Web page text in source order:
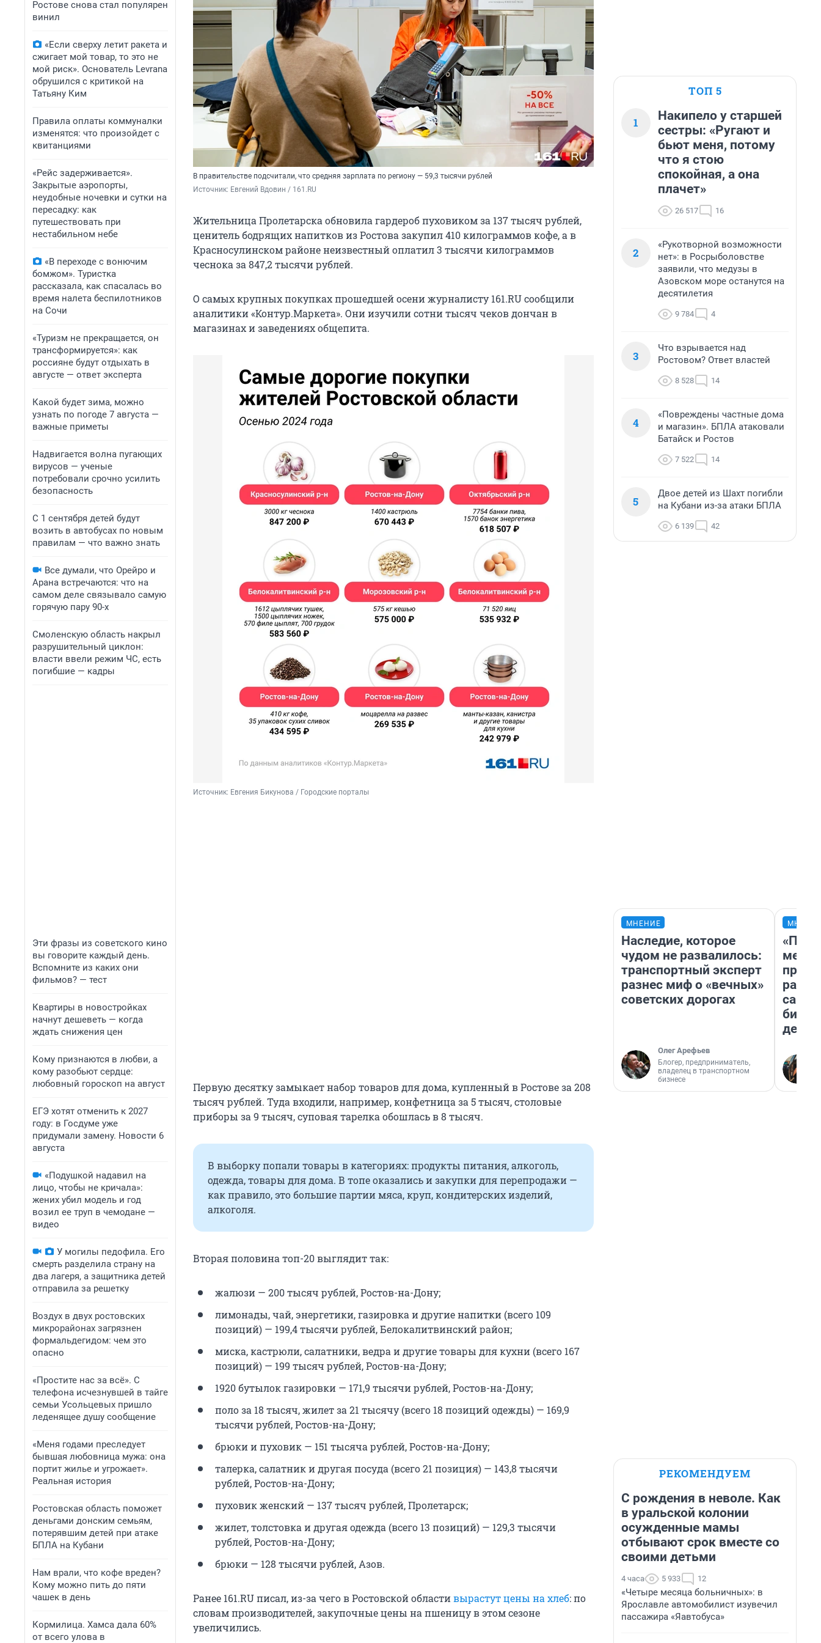
Ростове снова стал популярен
винил
«Если сверху летит ракета и
сжигает мой товар, то это не
мой риск». Основатель Levrana
обрушился с критикой на
Татьяну Ким
Правила оплаты коммуналки
изменятся: что произойдет с
квитанциями
«Рейс задерживается».
Закрытые аэропорты,
неудобные ночевки и сутки на
пересадку: как
путешествовать при
нестабильном небе
«В переходе с вонючим
бомжом». Туристка
рассказала, как спасалась во
время налета беспилотников
на Сочи
«Туризм не прекращается, он
трансформируется»: как
россияне будут отдыхать в
августе — ответ эксперта
Какой будет зима, можно
узнать по погоде 7 августа —
важные приметы
Надвигается волна пугающих
вирусов — ученые
потребовали срочно усилить
безопасность
С 1 сентября детей будут
возить в автобусах по новым
правилам — что важно знать
Все думали, что Орейро и
Арана встречаются: что на
самом деле связывало самую
горячую пару 90-х
Смоленскую область накрыл
разрушительный циклон:
власти ввели режим ЧС, есть
погибшие — кадры
Эти фразы из советского кино
вы говорите каждый день.
Вспомните из каких они
фильмов? — тест
Квартиры в новостройках
начнут дешеветь — когда
ждать снижения цен
Кому признаются в любви, а
кому разобьют сердце:
любовный гороскоп на август
ЕГЭ хотят отменить к 2027
году: в Госдуме уже
придумали замену. Новости 6
августа
«Подушкой надавил на
лицо, чтобы не кричала»:
жених убил модель и год
возил ее труп в чемодане —
видео
У могилы педофила. Его
смерть разделила страну на
два лагеря, а защитника детей
отправила за решетку
Воздух в двух ростовских
микрорайонах загрязнен
формальдегидом: чем это
опасно
«Простите нас за всё». С
телефона исчезнувшей в тайге
семьи Усольцевых пришло
леденящее душу сообщение
«Меня годами преследует
бывшая любовница мужа: она
портит жилье и угрожает».
Реальная история
Ростовская область поможет
деньгами донским семьям,
потерявшим детей при атаке
БПЛА на Кубани
Нам врали, что кофе вреден?
Кому можно пить до пяти
чашек в день
Кормилица. Хамса дала 60%
от всего улова в
В правительстве подсчитали, что средняя зарплата по региону — 59,3 тысячи рублей
Источник: Евгений Вдовин / 161.RU
Жительница Пролетарска обновила гардероб пуховиком за 137 тысяч рублей,
ценитель бодрящих напитков из Ростова закупил 410 килограммов кофе, а в
Красносулинском районе неизвестный оплатил 3 тысячи килограммов
чеснока за 847,2 тысячи рублей.
О самых крупных покупках прошедшей осени журналисту 161.RU сообщили
аналитики «Контур.Маркета». Они изучили сотни тысяч чеков дончан в
магазинах и заведениях общепита.
Источник: Евгения Бикунова / Городские порталы
Первую десятку замыкает набор товаров для дома, купленный в Ростове за 208
тысяч рублей. Туда входили, например, конфетница за 5 тысяч, столовые
приборы за 9 тысяч, суповая тарелка обошлась в 8 тысяч.
В выборку попали товары в категориях: продукты питания, алкоголь,
одежда, товары для дома. В топе оказались и закупки для перепродажи —
как правило, это большие партии мяса, круп, кондитерских изделий,
алкоголя.
Вторая половина топ-20 выглядит так:
жалюзи — 200 тысяч рублей, Ростов-на-Дону;
лимонады, чай, энергетики, газировка и другие напитки (всего 109
позиций) — 199,4 тысячи рублей, Белокалитвинский район;
миска, кастрюли, салатники, ведра и другие товары для кухни (всего 167
позиций) — 199 тысяч рублей, Ростов-на-Дону;
1920 бутылок газировки — 171,9 тысячи рублей, Ростов-на-Дону;
поло за 18 тысяч, жилет за 21 тысячу (всего 18 позиций одежды) — 169,9
тысячи рублей, Ростов-на-Дону;
брюки и пуховик — 151 тысяча рублей, Ростов-на-Дону;
талерка, салатник и другая посуда (всего 21 позиция) — 143,8 тысячи
рублей, Ростов-на-Дону;
пуховик женский — 137 тысяч рублей, Пролетарск;
жилет, толстовка и другая одежда (всего 13 позиций) — 129,3 тысячи
рублей, Ростов-на-Дону;
брюки — 128 тысячи рублей, Азов.
Ранее 161.RU писал, из-за чего в Ростовской областивырастут цены на хлеб: по
словам производителей, закупочные цены на пшеницу в этом сезоне
увеличились.
ТОП 5
1
Накипело у старшей
сестры: «Ругают и
бьют меня, потому
что я стою
спокойная, а она
плачет»
26 517 16
2
«Рукотворной возможности
нет»: в Росрыболовстве
заявили, что медузы в
Азовском море останутся на
десятилетия
9 784 4
3
Что взрывается над
Ростовом? Ответ властей
8 528 14
4
«Повреждены частные дома
и магазин». БПЛА атаковали
Батайск и Ростов
7 522 14
5
Двое детей из Шахт погибли
на Кубани из-за атаки БПЛА
6 139 42
МНЕНИЕ
Наследие, которое
чудом не развалилось:
транспортный эксперт
разнес миф о «вечных»
советских дорогах
Олег Арефьев
Блогер, предприниматель,
владелец в транспортном
бизнесе
РЕКОМЕНДУЕМ
С рождения в неволе. Как
в уральской колонии
осужденные мамы
отбывают срок вместе со
своими детьми
4 часа 5 933 12
«Четыре месяца больничных»: в
Ярославле автомобилист изувечил
пассажира «Яавтобуса»